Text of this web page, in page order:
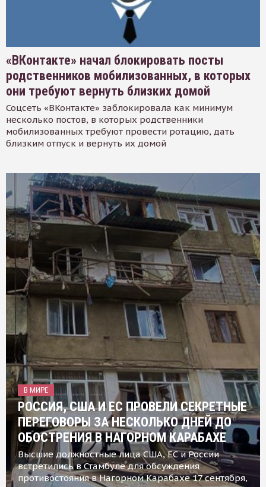
«ВКонтакте» начал блокировать посты
родственников мобилизованных, в которых
они требуют вернуть близких домой
Соцсеть «ВКонтакте» заблокировала как минимум
несколько постов, в которых родственники
мобилизованных требуют провести ротацию, дать
близким отпуск и вернуть их домой
В МИРЕ
РОССИЯ, США И ЕС ПРОВЕЛИ СЕКРЕТНЫЕ
ПЕРЕГОВОРЫ ЗА НЕСКОЛЬКО ДНЕЙ ДО
ОБОСТРЕНИЯ В НАГОРНОМ КАРАБАХЕ
Высшие должностные лица США, ЕС и России
встретились в Стамбуле для обсуждения
противостояния в Нагорном Карабахе 17 сентября,